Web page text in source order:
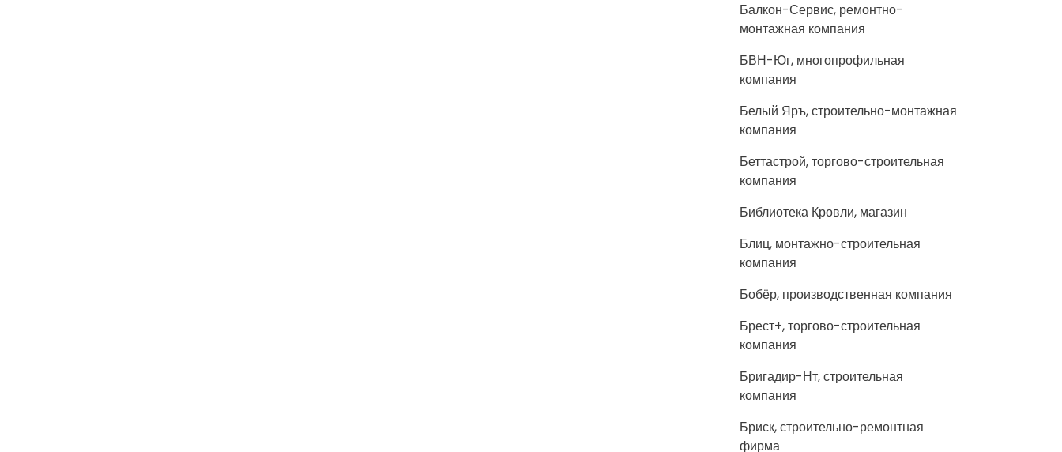
Балкон-Сервис, ремонтно-
монтажная компания
БВН-Юг, многопрофильная
компания
Белый Яръ, строительно-монтажная
компания
Беттастрой, торгово-строительная
компания
Библиотека Кровли, магазин
Блиц, монтажно-строительная
компания
Бобёр, производственная компания
Брест+, торгово-строительная
компания
Бригадир-Нт, строительная
компания
Бриск, строительно-ремонтная
фирма